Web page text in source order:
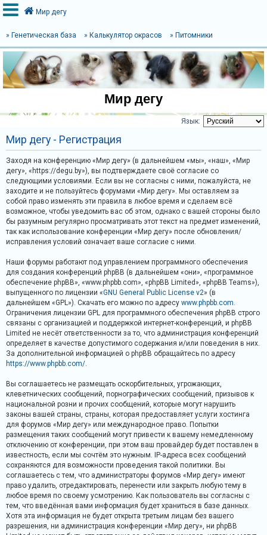
В
х
о
Т
е
м
ы
б
е
з
о
т
в
е
т
о
в
А
к
т
и
в
н
ы
е
т
е
м
ы
Мир дегу
» Генетическая база » Калькулятор окрасов » Питомники
Мир дегу
Язык:
Мир дегу - Регистрация
Заходя на конференцию «Мир дегу» (в дальнейшем «мы», «наш», «Мир
дегу», «https://degu.by»), вы подтверждаете своё согласие со
следующими условиями. Если вы не согласны с ними, пожалуйста, не
заходите и не пользуйтесь форумами «Мир дегу». Мы оставляем за
собой право изменять эти правила в любое время и сделаем всё
возможное, чтобы уведомить вас об этом, однако с вашей стороны было
бы разумным регулярно просматривать этот текст на предмет изменений,
так как использование конференции «Мир дегу» после обновления/
исправления условий означает ваше согласие с ними.
Наши форумы работают под управлением программного обеспечения
для создания конференций phpBB (в дальнейшем «они», «программное
обеспечение phpBB», «www.phpbb.com», «phpBB Limited», «phpBB Teams»),
выпущенного по лицензии «GNU General Public License v2» (в
дальнейшем «GPL»). Скачать его можно по адресу www.phpbb.com
Ограничения лицензии GPL для программного обеспечения phpBB строго
связаны с организацией и поддержкой интернет-конференций, и phpBB
Limited не несёт ответственности за то, что администрация конференций
определяет в качестве допустимого содержания и/или поведения в них.
За дополнительной информацией о phpBB обращайтесь по адресу
https://www.phpbb.com/
Вы соглашаетесь не размещать оскорбительных, угрожающих,
клеветнических сообщений, порнографических сообщений, призывов к
национальной розни и прочих сообщений, которые могут нарушить
законы вашей страны, страны, которая предоставляет услуги хостинга
для форумов «Мир дегу» или международное право. Попытки
размещения таких сообщений могут привести к вашему немедленному
отключению от конференции, при этом ваш провайдер будет поставлен в
известность, если мы сочтём это нужным. IP-адреса всех сообщений
сохраняются для возможности проведения такой политики. Вы
соглашаетесь с тем, что администраторы форумов «Мир дегу» имеют
право удалить, отредактировать, перенести или закрыть любую тему в
любое время по своему усмотрению. Как пользователь вы согласны с
тем, что введённая вами информация будет храниться в базе данных.
Хотя эта информация не будет открыта третьим лицам без вашего
разрешения, ни администрация конференции «Мир дегу», ни phpBB